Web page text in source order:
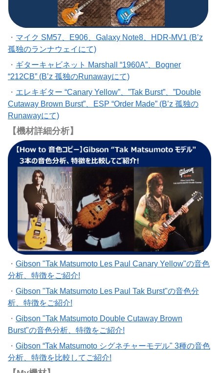
・ マイク SM57、E906、Galaxy Note8、HDR-MV1 (B’z
孤独のランナウェイにて)
・ ギターキャビネット Marshall “1960A”、Bogner
“212CB” (B’z 孤独のRunawayにて)
・ エレキギター “Canary Yellow”、”Tak Burst”、”Double
Cutaway Brown Burst”、ESP “Order Made” (B’z 孤独の
Runawayにて)
【機材詳細分析】
・ Gibson "Tak Matsumoto Les Paul Canary Yellow"の音色
分析、特徴をご紹介!
・ Gibson "Tak Matsumoto Les Paul Tak Burst"の音色分
析、特徴をご紹介!
・ Gibson "Tak Matsumoto Double Cutaway Brown
Burst"の音色分析、特徴をご紹介!
・ Gibson “Tak Matsumoto シグネチャーモデル" 3種の音色
分析、特徴を比較してご紹介!